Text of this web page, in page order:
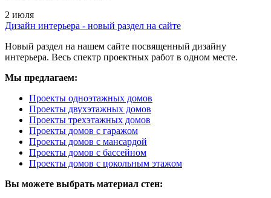
2 июля
Дизайн интерьера - новый раздел на сайте
Новый раздел на нашем сайте посвященный дизайну
интерьера. Весь спектр проектных работ в одном месте.
Мы предлагаем:
Проекты одноэтажных домов
Проекты двухэтажных домов
Проекты трехэтажных домов
Проекты домов с гаражом
Проекты домов с мансардой
Проекты домов с бассейном
Проекты домов с цокольным этажом
Вы можете выбрать материал стен: